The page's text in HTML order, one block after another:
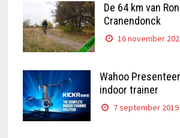
De 64 km van
Cranendonck
16 november
Wahoo
indoor trainer
7 september 2019